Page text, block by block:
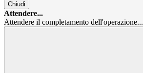
Chiudi
Attendere...
Attendere il completamento dell'operazione...